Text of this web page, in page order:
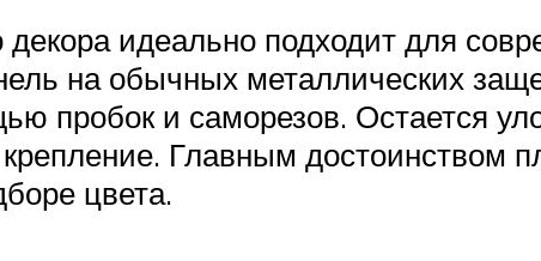
декора идеально подходит для
на обычных металлических
пробок и саморезов. Остается
Главным достоинством
цвета.